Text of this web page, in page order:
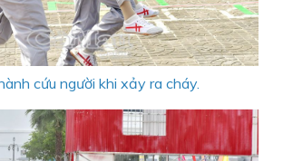
cứu người khi xảy ra cháy.